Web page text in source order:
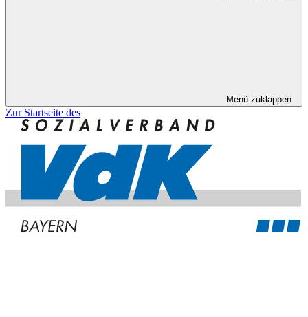
Menü zuklappen
Zur Startseite des